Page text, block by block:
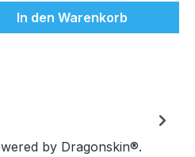
den
In den Warenkorb
by Dragonskin®.